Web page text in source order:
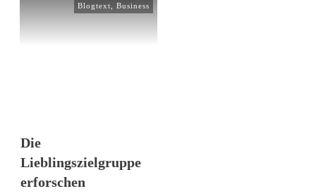
Blogtext Business
Die
Lieblingszielgruppe
erforschen